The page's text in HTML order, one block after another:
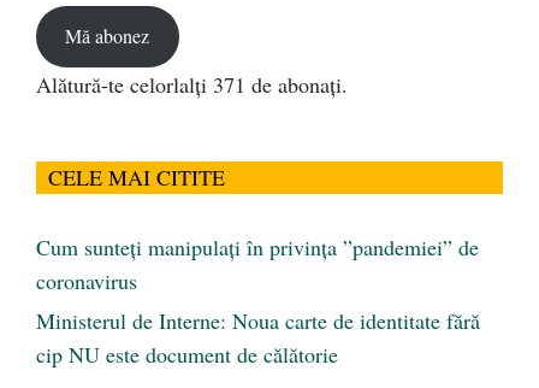
Mă abonez
Alătură-te celorlalți 371 de abonați.
CELE MAI CITITE
Cum sunteți manipulați în privința ”pandemiei” de
coronavirus
Ministerul de Interne: Noua carte de identitate fără
cip NU este document de călătorie